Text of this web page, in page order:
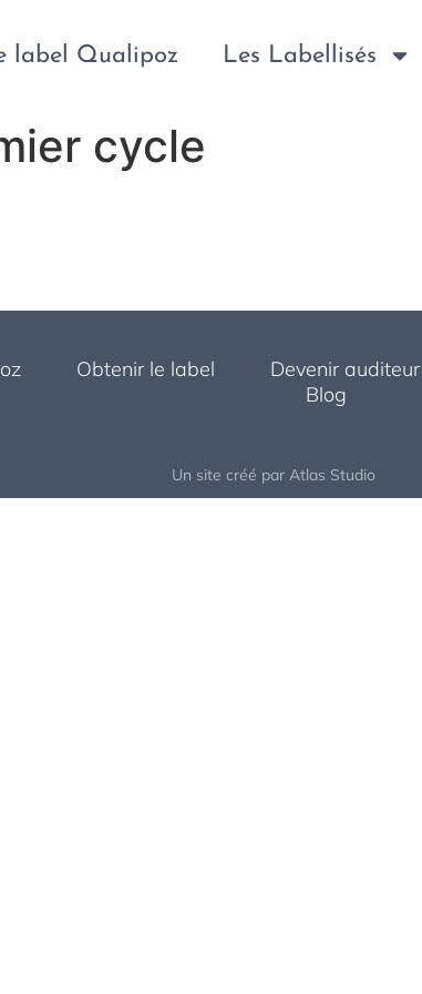
label Qualipoz Les Labellisés
cycle
Obtenir le label Devenir auditeur
Blog
Un site créé par Atlas Studio